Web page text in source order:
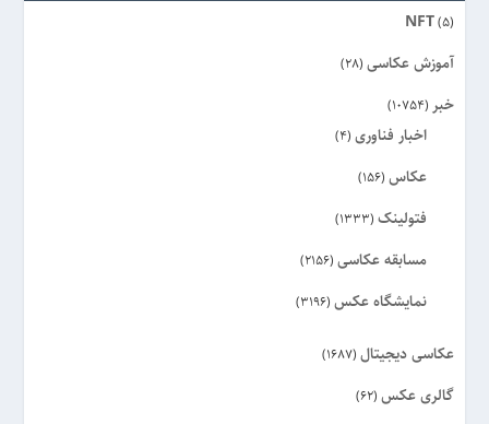
NFT(5)
آموزش عکاسی (28)
خبر (10754)
اخبار فناوری (4)
عکاس (156)
فتولینک (1333)
مسابقه عکاسی (2156)
نمایشگاه عکس (3196)
عکاسی دیجیتال (1687)
گالری عکس (62)